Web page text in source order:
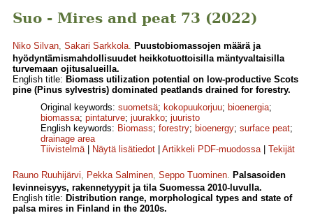
Suo - Mires and peat 73 (2022)
Niko Silvan, Sakari Sarkkola. Puustobiomassojen määrä ja
hyödyntämismahdollisuudet heikkotuottoisilla mäntyvaltaisilla
turvemaan ojitusalueilla.
English title: Biomass utilization potential on low-productive Scots
pine (Pinus sylvestris) dominated peatlands drained for forestry.
Original keywords: suometsä; kokopuukorjuu; bioenergia;
biomassa; pintaturve; juurakko; juuristo
English keywords: Biomass; forestry; bioenergy; surface peat;
drainage area
Tiivistelmä| Näytä lisätiedot Artikkeli PDF-muodossa| Tekijät
Rauno Ruuhijärvi, Pekka Salminen, Seppo Tuominen. Palsasoiden
levinneisyys, rakennetyypit ja tila Suomessa 2010-luvulla.
English title: Distribution range, morphological types and state of
palsa mires in Finland in the 2010s.